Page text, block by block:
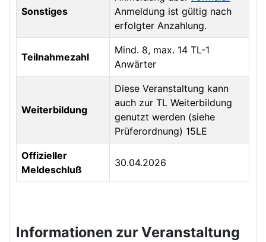
Sonstiges
Anmeldung ist gültig nach
erfolgter Anzahlung.
Teilnahmezahl
Mind. 8, max. 14 TL-1
Anwärter
Weiterbildung
Diese Veranstaltung kann
auch zur TL Weiterbildung
genutzt werden (siehe
Prüferordnung) 15LE
Offizieller
Meldeschluß
30.04.2026
Informationen zur Veranstaltung